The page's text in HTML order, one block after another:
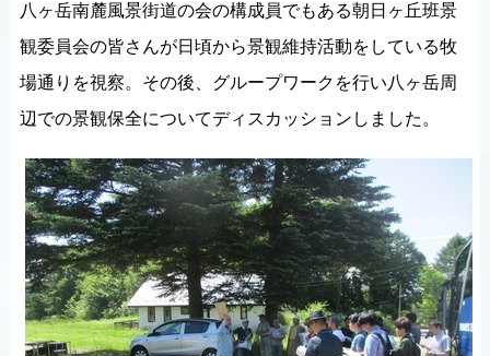
八ヶ岳南麓風景街道の会の構成員でもある朝日ヶ丘班景
観委員会の皆さんが日頃から景観維持活動をしている牧
場通りを視察。その後、グループワークを行い八ヶ岳周
辺での景観保全についてディスカッションしました。